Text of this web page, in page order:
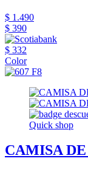
$ 1.490
$ 390
$ 332
Color
Quick shop
CAMISA